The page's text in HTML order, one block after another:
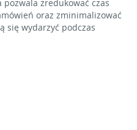
pozwala zredukować czas
oraz zminimalizować
się wydarzyć podczas